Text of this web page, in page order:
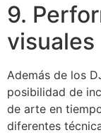
9.
visuales
Además de los
posibilidad de
de arte en
diferentes